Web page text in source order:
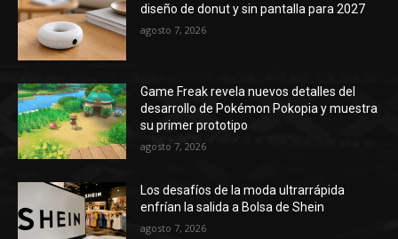
diseño de donut y sin pantalla para 2027
agosto 7, 2026
Game Freak revela nuevos detalles del
desarrollo de Pokémon Pokopia y muestra
su primer prototipo
agosto 7, 2026
Los desafíos de la moda ultrarrápida
enfrían la salida a Bolsa de Shein
agosto 7, 2026